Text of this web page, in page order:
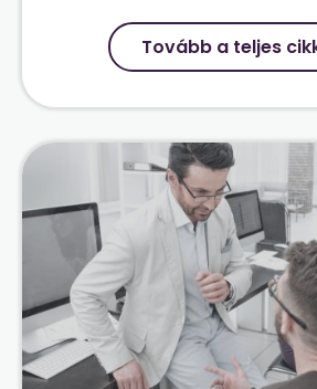
Tovább a teljes